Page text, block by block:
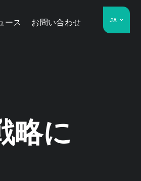
ース お問い合わせ JA
略に